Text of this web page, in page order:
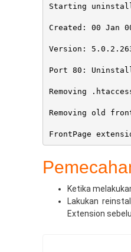
Starting
Created: 00 Jan
Version:
Port 80:
Removing
Removing old
FrontPage
Ketika
Lakukan
Extension